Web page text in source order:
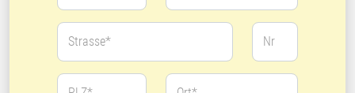
Strasse* Nr